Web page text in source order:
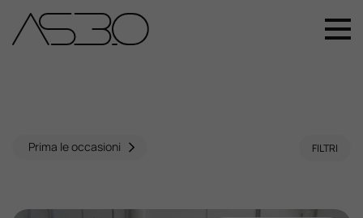
+39 049 899 4411
Prima le occasioni FILTRI